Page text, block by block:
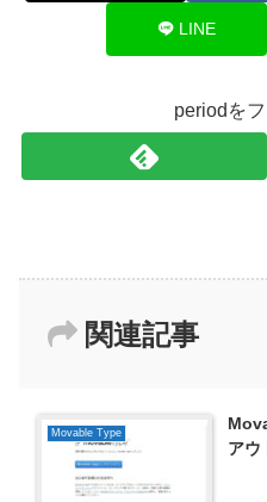
LINE
periodを
関連記事
Movable Type
アウ